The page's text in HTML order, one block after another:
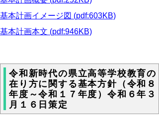
基本計画イメージ図 (pdf:603KB)
基本計画本文 (pdf:946KB)
令和新時代の県立高等学校教育の
在り方に関する基本方針（令和８
年度～令和１７年度）令和６年３
月１６日策定